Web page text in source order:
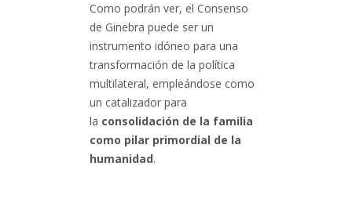
Como podrán ver, el Consenso
de Ginebra puede ser un
instrumento idóneo para una
transformación de la política
multilateral, empleándose como
un catalizador para
la consolidación de la familia
como pilar primordial de la
humanidad.